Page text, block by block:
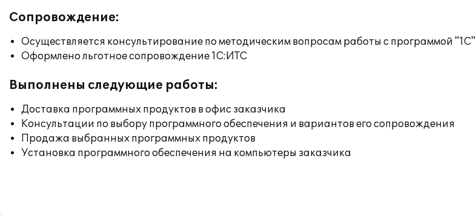
Сопровождение:
Осуществляется консультирование по методическим вопросам работы с программой "1С"
Оформлено льготное сопровождение 1С:ИТС
Выполнены следующие работы:
Доставка программных продуктов в офис заказчика
Консультации по выбору программного обеспечения и вариантов его сопровождения
Продажа выбранных программных продуктов
Установка программного обеспечения на компьютеры заказчика